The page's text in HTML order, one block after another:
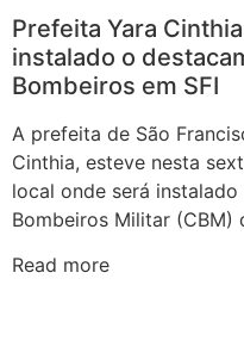
Prefeita Yara
instalado o
Bombeiros em SFI
A prefeita de São
Cinthia, esteve nesta
local onde será
Bombeiros Militar (CBM)
Read more